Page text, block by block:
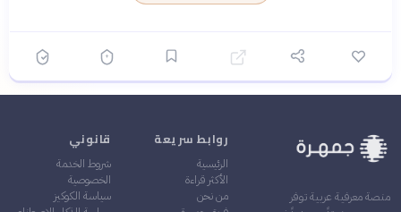
منصة معرفية عربية توفر
روابط سريعة
الرئيسية
الأكثر قراءة
من نحن
قانوني
شروط الخدمة
الخصوصية
سياسة الكوكيز